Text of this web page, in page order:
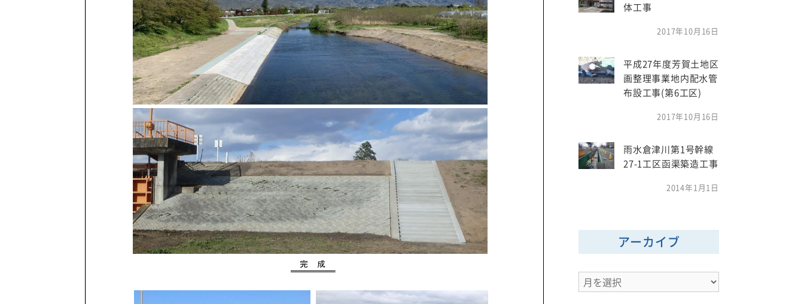
体工事
2017年10月16日
平成27年度芳賀土地区
画整理事業地内配水管
布設工事(第6工区)
2017年10月16日
雨水倉津川第1号幹線
27-1工区函渠築造工事
2014年1月1日
アーカイブ
ア
ー